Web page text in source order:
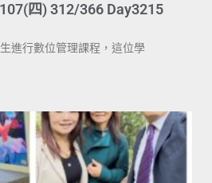
四) 312/366 Day3215
進行數位管理課程，這位學